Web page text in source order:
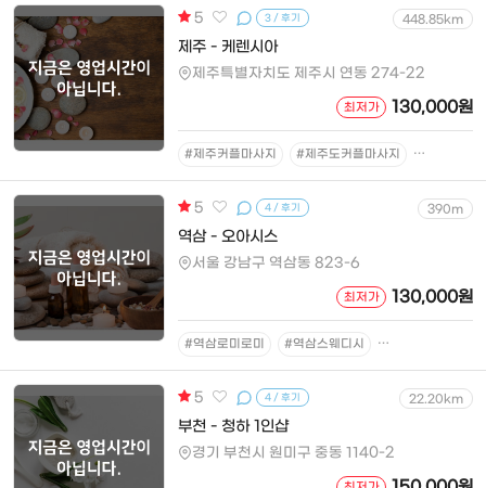
5 3 / 후기 448.85km
제주 - 케렌시아
제주특별자치도 제주시 연동 274-22
최저가 130,000원
#제주커플마사지 #제주도커플마사지 #연동커플
5 4 / 후기 390m
역삼 - 오아시스
서울 강남구 역삼동 823-6
최저가 130,000원
#역삼로미로미 #역삼스웨디시 #역삼아로마
5 4 / 후기 22.20km
부천 - 청하 1인샵
경기 부천시 원미구 중동 1140-2